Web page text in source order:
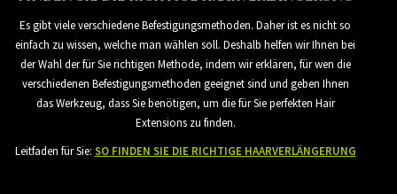
Es gibt viele verschiedene Befestigungsmethoden. Daher ist es nicht so
einfach zu wissen, welche man wählen soll. Deshalb helfen wir Ihnen bei
der Wahl der für Sie richtigen Methode, indem wir erklären, für wen die
verschiedenen Befestigungsmethoden geeignet sind und geben Ihnen
das Werkzeug, dass Sie benötigen, um die für Sie perfekten Hair
Extensions zu finden.
Leitfaden für Sie: SO FINDEN SIE DIE RICHTIGE HAARVERLÄNGERUNG